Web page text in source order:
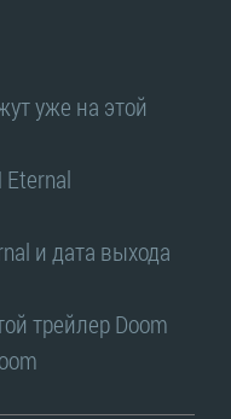
уже на этой
и дата выхода
трейлер Doom